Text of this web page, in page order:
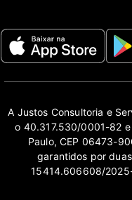
A Justos Consultoria e
o 40.317.530/0001-82 e
Paulo, CEP 06473-
garantidos por
15414.606608/2025-